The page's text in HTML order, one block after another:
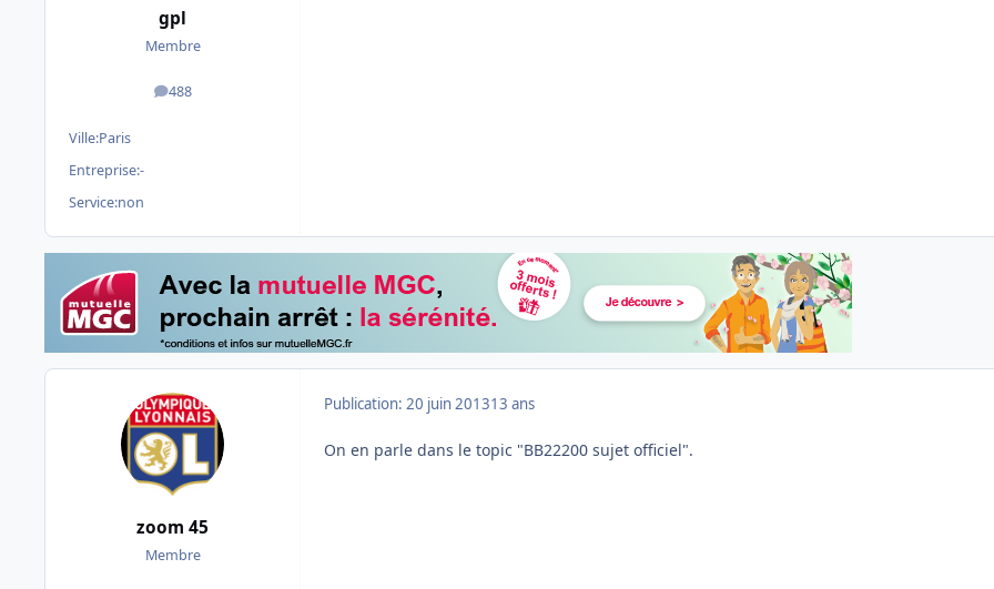
gpl
Membre
488
messages
Ville:Paris
Entreprise:-
Service:non
zoom 45
Membre
Publication: 20 juin 201313 ans
On en parle dans le topic "BB22200 sujet officiel".